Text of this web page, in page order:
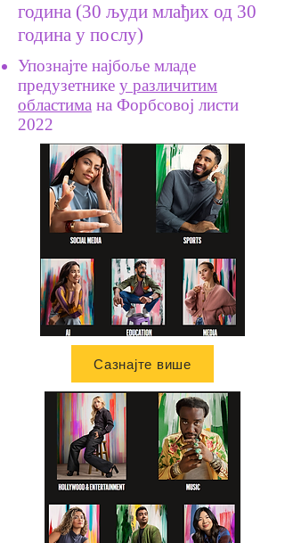
година (30 људи млађих од 30
година у послу)
Упознајте најбоље младе
предузетнике у различитим
областима на Форбсовој листи
2022
Сазнајте више